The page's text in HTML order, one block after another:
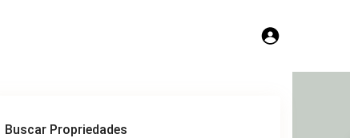
Buscar Propriedades